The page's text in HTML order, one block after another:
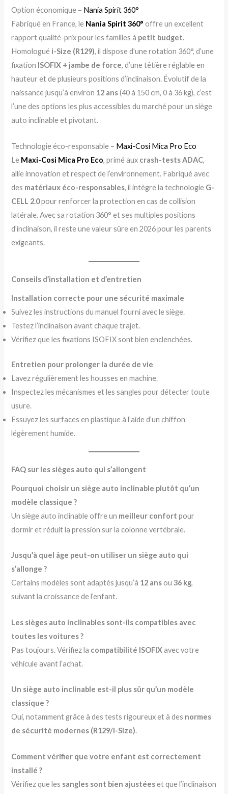
Option économique – Nania Spirit 360°
Fabriqué en France, le Nania Spirit 360° offre un excellent
rapport qualité-prix pour les familles à petit budget.
Homologué i-Size (R129), il dispose d’une rotation 360°, d’une
fixation ISOFIX + jambe de force, d’une têtière réglable en
hauteur et de plusieurs positions d’inclinaison. Évolutif de la
naissance jusqu’à environ 12 ans(40 à 150 cm, 0 à 36 kg), c’est
l’une des options les plus accessibles du marché pour un siège
auto inclinable et pivotant.
Technologie éco-responsable – Maxi-Cosi Mica Pro Eco
Le Maxi-Cosi Mica Pro Eco, primé aux crash-tests ADAC,
allie innovation et respect de l’environnement. Fabriqué avec
des matériaux éco-responsables, il intègre la technologie G-
CELL 2.0pour renforcer la protection en cas de collision
latérale. Avec sa rotation 360° et ses multiples positions
d’inclinaison, il reste une valeur sûre en 2026 pour les parents
exigeants.
Conseils d’installation et d’entretien
Installation correcte pour une sécurité maximale
Suivez les instructions du manuel fourni avec le siège.
Testez l’inclinaison avant chaque trajet.
Vérifiez que les fixations ISOFIX sont bien enclenchées.
Entretien pour prolonger la durée de vie
Lavez régulièrement les housses en machine.
Inspectez les mécanismes et les sangles pour détecter toute
usure.
Essuyez les surfaces en plastique à l’aide d’un chiffon
légèrement humide.
FAQ sur les sièges auto qui s’allongent
Pourquoi choisir un siège auto inclinable plutôt qu’un
modèle classique ?
Un siège auto inclinable offre un meilleur confort pour
dormir et réduit la pression sur la colonne vertébrale.
Jusqu’à quel âge peut-on utiliser un siège auto qui
s’allonge ?
Certains modèles sont adaptés jusqu’à 12 ansou36 kg,
suivant la croissance de l’enfant.
Les sièges auto inclinables sont-ils compatibles avec
toutes les voitures ?
Pas toujours. Vérifiez la compatibilité ISOFIXavec votre
véhicule avant l’achat.
Un siège auto inclinable est-il plus sûr qu’un modèle
classique ?
Oui, notamment grâce à des tests rigoureux et à des normes
de sécurité modernes (R129/i-Size).
Comment vérifier que votre enfant est correctement
installé ?
Vérifiez que les sangles sont bien ajustéeset que l’inclinaison